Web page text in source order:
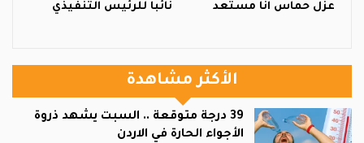
عزل حماس انا مستعد
نائباً للرئيس التنفيذي
الأكثر مشاهدة
39 درجة متوقعة .. السبت يشهد ذروة
الأجواء الحارة في الاردن